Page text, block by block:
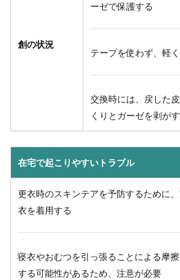
創の状況
ーゼで保護する
テープを使わず、軽
交換時には、戻した
くりとガーゼを剥がす
在宅で起こりやすいトラブル
更衣時のスキンテアを予防するために
衣を着用する
寝衣やおむつを引っ張ることによる摩
する可能性があるため、注意が必要